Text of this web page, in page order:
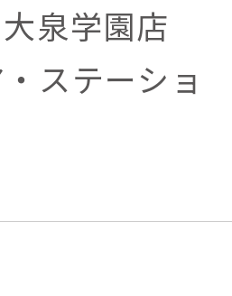
泉学園店
ステーショ